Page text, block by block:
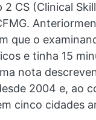
2 CS (Clinical
que o
e tinha 15
nota
2004 e, ao
cinco cidades